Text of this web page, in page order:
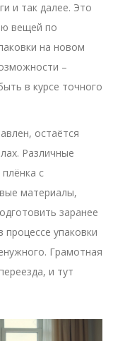
и так далее. Это
вещей по
на новом
–
в курсе точного
остаётся
Различные
с
материалы,
заранее
упаковки
Грамотная
и тут